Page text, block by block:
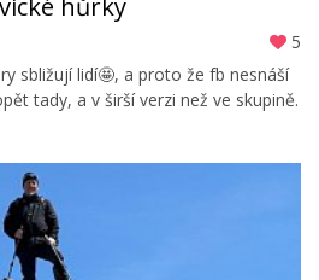
5
sbližují lidí🤩, a proto že fb nesnáší
tady, a v širší verzi než ve skupině.